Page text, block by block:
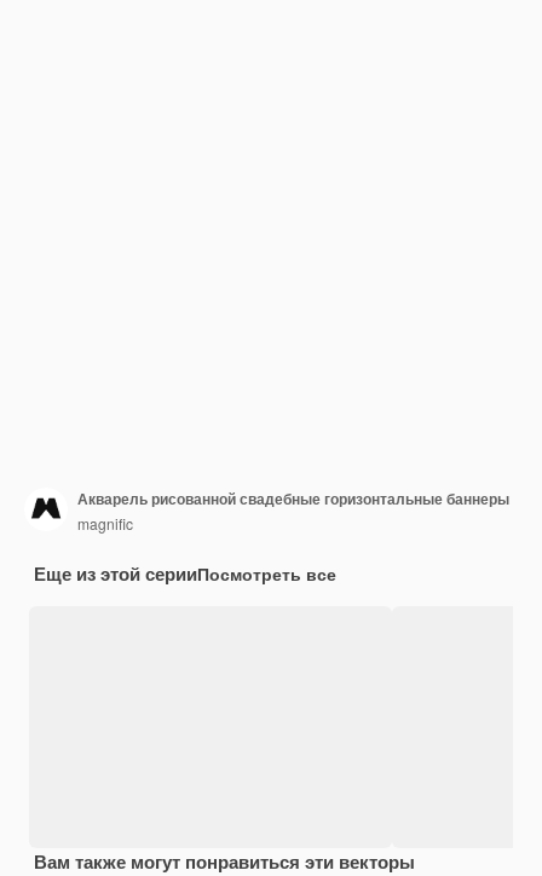
Акварель рисованной свадебные горизонтальные баннеры
magnific
Еще из этой серииПосмотреть все
Вам также могут понравиться эти векторы